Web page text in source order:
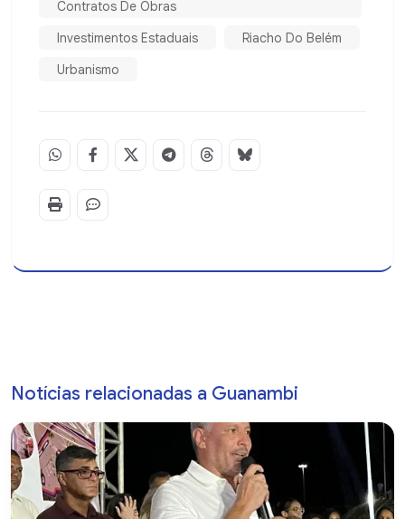
Contratos De Obras
Investimentos Estaduais
Riacho Do Belém
Urbanismo
Notícias relacionadas a Guanambi